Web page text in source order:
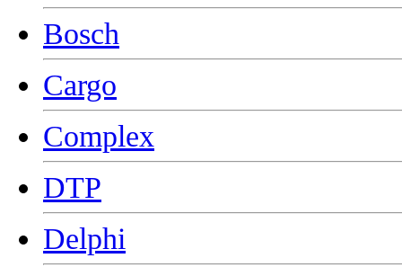
Bosch
Cargo
Complex
DTP
Delphi